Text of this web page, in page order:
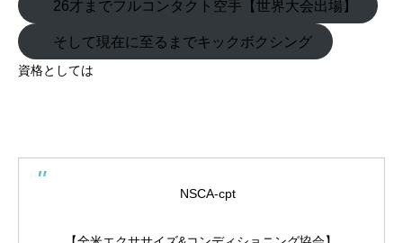
26才までフルコンタクト空手【世界大会出場】
そして現在に至るまでキックボクシング
資格としては
NSCA-cpt